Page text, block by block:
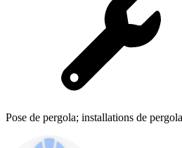
Pose de pergola; installations de